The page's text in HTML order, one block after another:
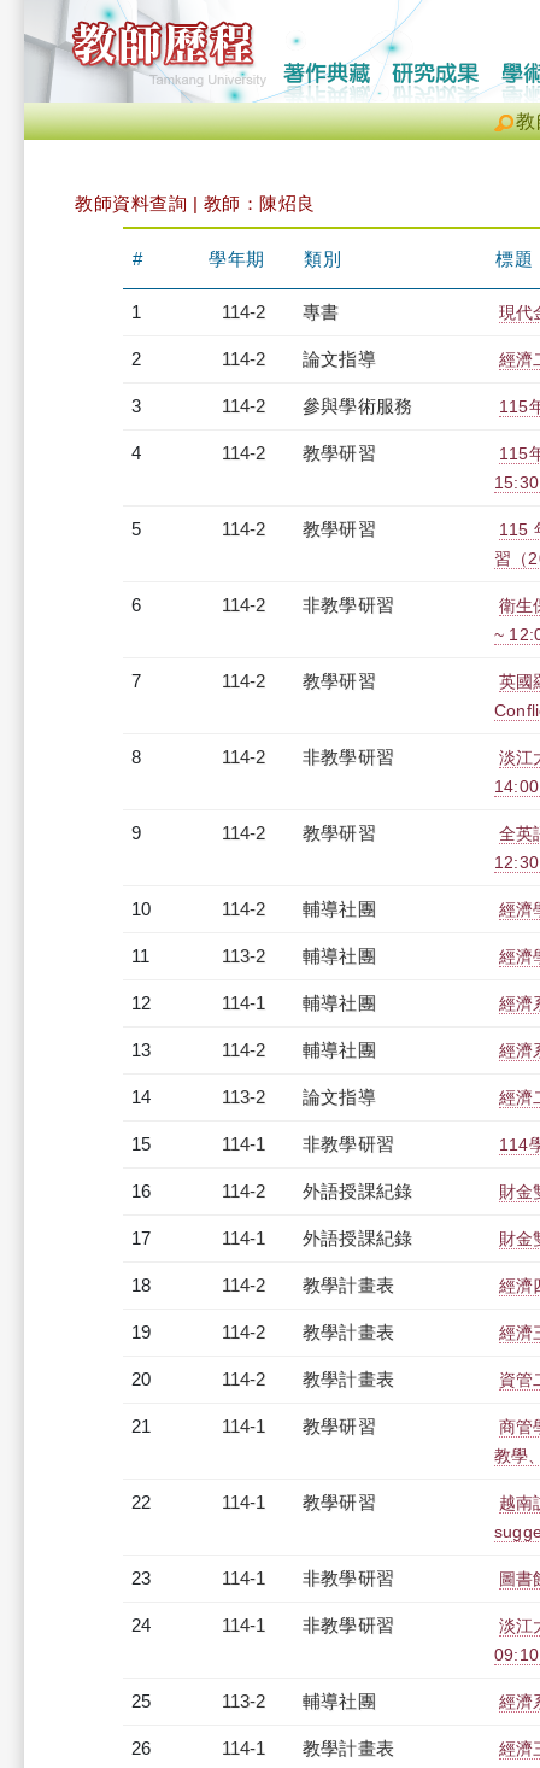
教
教師資料查詢 | 教師：陳炤良
# 學年期 類別 標題
1 114-2 專書 現代
2 114-2 論文指導 經濟
3 114-2 參與學術服務 115
4 114-2 教學研習
115
5 114-2 教學研習
115
習（
6 114-2 非教學研習
衛生
~
7 114-2 教學研習
英國
8 114-2 非教學研習
淡江
9 114-2 教學研習
全英
10 114-2 輔導社團 經濟
11 113-2 輔導社團 經濟
12 114-1 輔導社團 經濟
13 114-2 輔導社團 經濟
14 113-2 論文指導 經濟
15 114-1 非教學研習 114
16 114-2 外語授課紀錄 財金
17 114-1 外語授課紀錄 財金
18 114-2 教學計畫表 經濟
19 114-2 教學計畫表 經濟
20 114-2 教學計畫表 資管
21 114-1 教學研習
商管
教學
22 114-1 教學研習
越南
23 114-1 非教學研習 圖書
24 114-1 非教學研習
淡江
25 113-2 輔導社團 經濟
26 114-1 教學計畫表 經濟